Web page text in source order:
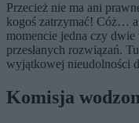
Przecież nie ma ani
kogoś zatrzymać! Cóż…
momencie jedna czy
przesłanych rozwiązań.
wyjątkowej nieudolności
Komisja